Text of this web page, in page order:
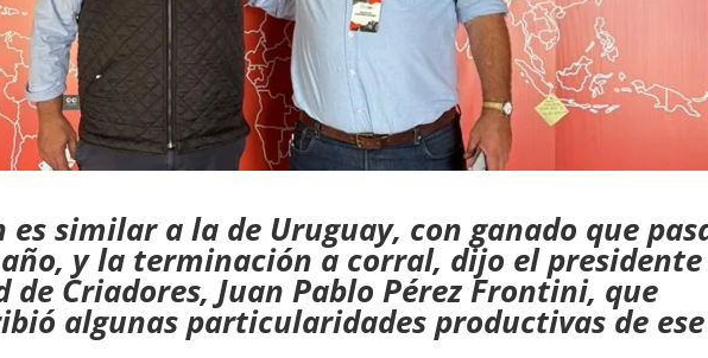
es similar a la de Uruguay, con ganado que
y la terminación a corral, dijo el presidente
de Criadores, Juan Pablo Pérez Frontini, que
algunas particularidades productivas de ese